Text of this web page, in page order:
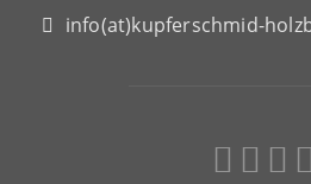
info(at)kupferschmid-